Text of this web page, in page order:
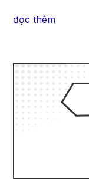
đọc thêm